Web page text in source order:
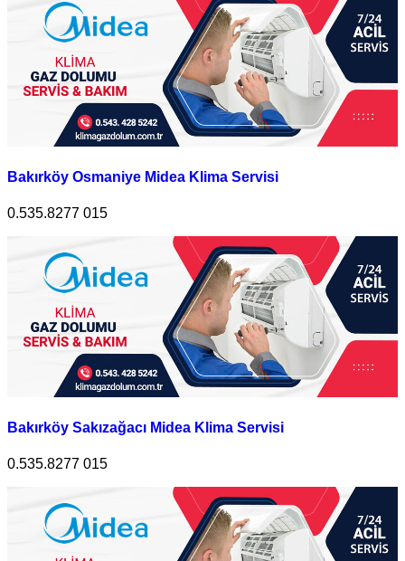
Bakırköy Osmaniye Midea Klima Servisi
0.535.8277 015
Bakırköy Sakızağacı Midea Klima Servisi
0.535.8277 015